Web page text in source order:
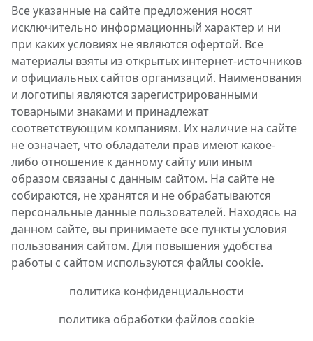
Все указанные на сайте предложения носят
исключительно информационный характер и ни
при каких условиях не являются офертой. Все
материалы взяты из открытых интернет-источников
и официальных сайтов организаций. Наименования
и логотипы являются зарегистрированными
товарными знаками и принадлежат
соответствующим компаниям. Их наличие на сайте
не означает, что обладатели прав имеют какое-
либо отношение к данному сайту или иным
образом связаны с данным сайтом. На сайте не
собираются, не хранятся и не обрабатываются
персональные данные пользователей. Находясь на
данном сайте, вы принимаете все пункты условия
пользования сайтом. Для повышения удобства
работы с сайтом используются файлы cookie.
политика конфиденциальности
политика обработки файлов cookie